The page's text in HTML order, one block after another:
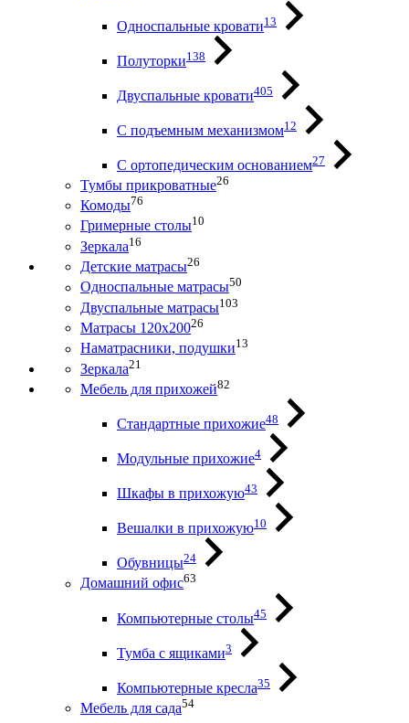
Односпальные кровати13
Полуторки138
Двуспальные кровати405
С подъемным механизмом12
С ортопедическим основанием27
Тумбы прикроватные26
Комоды76
Гримерные столы10
Зеркала16
Детские матрасы26
Односпальные матрасы50
Двуспальные матрасы103
Матрасы 120х20026
Наматрасники, подушки13
Зеркала21
Мебель для прихожей82
Стандартные прихожие48
Модульные прихожие4
Шкафы в прихожую43
Вешалки в прихожую10
Обувницы24
Домашний офис63
Компьютерные столы45
Тумба с ящиками3
Компьютерные кресла35
Мебель для сада54